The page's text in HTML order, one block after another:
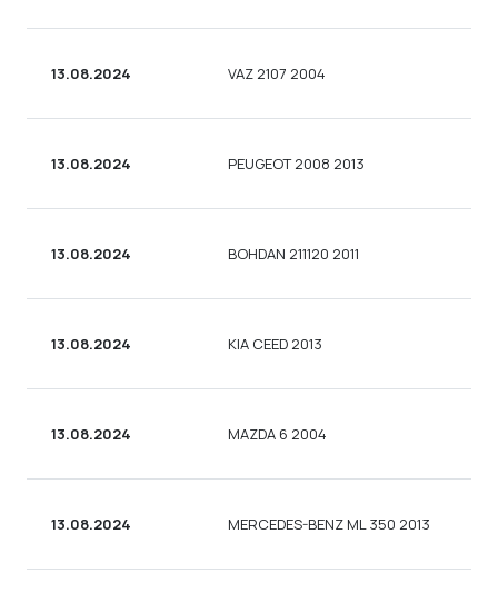
13.08.2024 VAZ 2107 2004
13.08.2024 PEUGEOT 2008 2013
13.08.2024 BOHDAN 211120 2011
13.08.2024 KIA CEED 2013
13.08.2024 MAZDA 6 2004
13.08.2024 MERCEDES-BENZ ML 350 2013